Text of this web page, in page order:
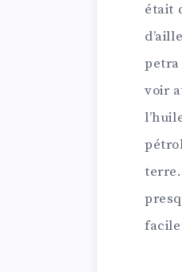
était
petra
voir